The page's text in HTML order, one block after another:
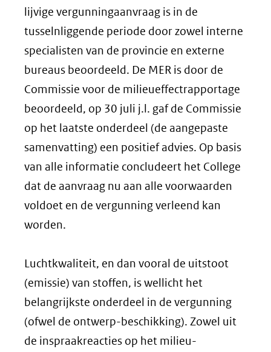
lijvige vergunningaanvraag is in de
tusselnliggende periode door zowel interne
specialisten van de provincie en externe
bureaus beoordeeld. De MER is door de
Commissie voor de milieueffectrapportage
beoordeeld, op 30 juli j.l. gaf de Commissie
op het laatste onderdeel (de aangepaste
samenvatting) een positief advies. Op basis
van alle informatie concludeert het College
dat de aanvraag nu aan alle voorwaarden
voldoet en de vergunning verleend kan
worden.
Luchtkwaliteit, en dan vooral de uitstoot
(emissie) van stoffen, is wellicht het
belangrijkste onderdeel in de vergunning
(ofwel de ontwerp-beschikking). Zowel uit
de inspraakreacties op het milieu-